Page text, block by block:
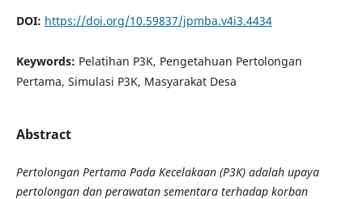
DOI: https://doi.org/10.59837/jpmba.v4i3.4434
Keywords: Pelatihan P3K, Pengetahuan Pertolongan
Pertama, Simulasi P3K, Masyarakat Desa
Abstract
Pertolongan Pertama Pada Kecelakaan (P3K) adalah upaya
pertolongan dan perawatan sementara terhadap korban